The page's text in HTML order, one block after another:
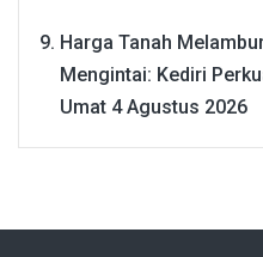
Harga Tanah
Mengintai: Kediri
Umat 4 Agustus 2026